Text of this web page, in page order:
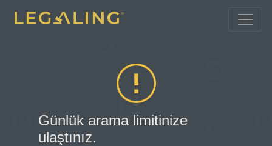
Günlük arama limitinize
ulaştınız.